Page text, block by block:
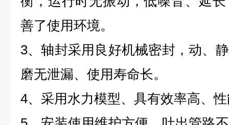
善了使用环境。
3、轴封采用良好机械密封，动、
磨无泄漏、使用寿命长。
4、采用水力模型、具有效率高、